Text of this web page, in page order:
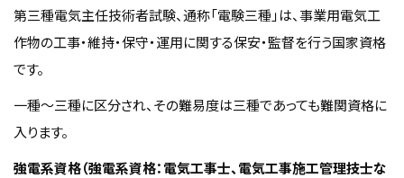
第三種電気主任技術者試験、通称「電験三種」は、事業用電気工
作物の工事・維持・保守・運用に関する保安・監督を行う国家資格
です。
一種〜三種に区分され、その難易度は三種であっても難関資格に
入ります。
強電系資格（強電系資格：電気工事士、電気工事施工管理技士な